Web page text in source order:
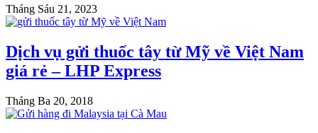
Tháng Sáu 21, 2023
Dịch vụ gửi thuốc tây từ Mỹ về Việt Nam
giá rẻ – LHP Express
Tháng Ba 20, 2018